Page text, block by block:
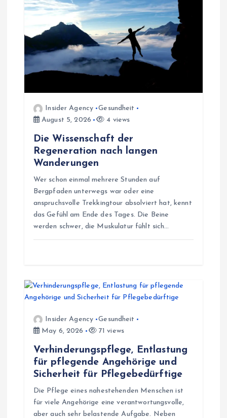
o
n
Insider Agency
Gesundheit
August 5, 2026
4 views
Die Wissenschaft der
Regeneration nach langen
Wanderungen
Wer schon einmal mehrere Stunden auf
Bergpfaden unterwegs war oder eine
anspruchsvolle Trekkingtour absolviert hat, kennt
das Gefühl am Ende des Tages. Die Beine
werden schwer, die Muskulatur fühlt sich…
Insider Agency
Gesundheit
May 6, 2026
71 views
Verhinderungspflege, Entlastung
für pflegende Angehörige und
Sicherheit für Pflegebedürftige
Die Pflege eines nahestehenden Menschen ist
für viele Angehörige eine verantwortungsvolle,
aber auch sehr belastende Aufgabe. Neben